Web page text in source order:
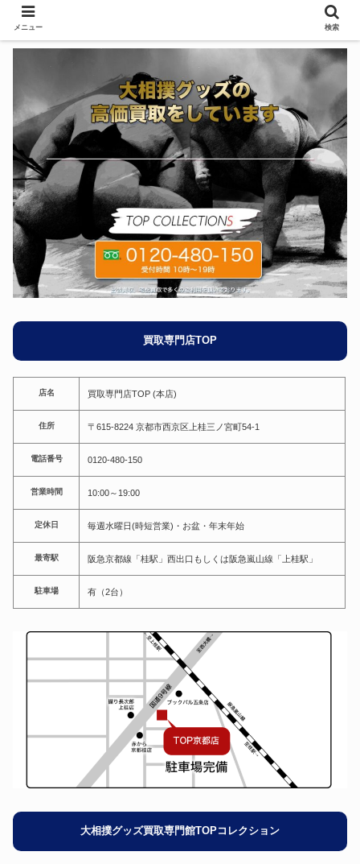
買取専門店TOP
店名 買取専門店TOP (本店)
住所 〒615-8224 京都市西京区上桂三ノ宮町54-1
電話番号 0120-480-150
営業時間 10:00～19:00
定休日 毎週水曜日(時短営業)・お盆・年末年始
最寄駅 阪急京都線「桂駅」西出口もしくは阪急嵐山線「上桂駅」
駐車場 有（2台）
大相撲グッズ買取専門館TOPコレクション
メニュー 検索